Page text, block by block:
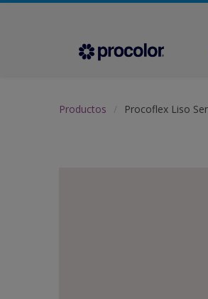
Productos Procoflex Liso